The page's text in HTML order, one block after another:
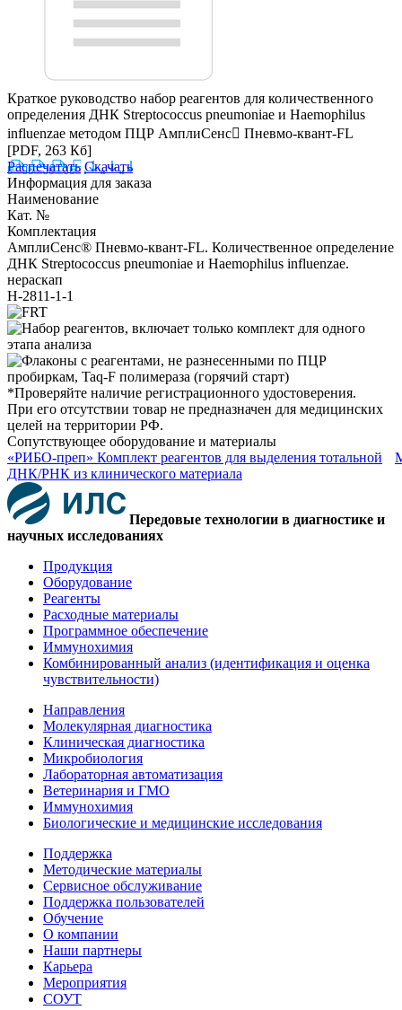
Краткое руководство набор реагентов для количественного
определения ДНК Streptococcus pneumoniae и Haemophilus
influenzae методом ПЦР АмплиСенс Пневмо-квант-FL
[PDF, 263 Кб]
Распечатать Скачать
Информация для заказа
Наименование
Кат. №
Комплектация
АмплиСенс® Пневмо-квант-FL. Количественное определение
ДНК Streptococcus pneumoniae и Haemophilus influenzae.
нераскап
H-2811-1-1
*Проверяйте наличие регистрационного удостоверения.
При его отсутствии товар не предназначен для медицинских
целей на территории РФ.
Сопутствующее оборудование и материалы
«РИБО-преп» Комплект реагентов для выделения тотальной
ДНК/РНК из клинического материала
Передовые технологии в диагностике и
научных исследованиях
Продукция
Оборудование
Реагенты
Расходные материалы
Программное обеспечение
Иммунохимия
Комбинированный анализ (идентификация и оценка
чувствительности)
Направления
Молекулярная диагностика
Клиническая диагностика
Микробиология
Лабораторная автоматизация
Ветеринария и ГМО
Иммунохимия
Биологические и медицинские исследования
Поддержка
Методические материалы
Сервисное обслуживание
Поддержка пользователей
Обучение
О компании
Наши партнеры
Карьера
Мероприятия
СОУТ